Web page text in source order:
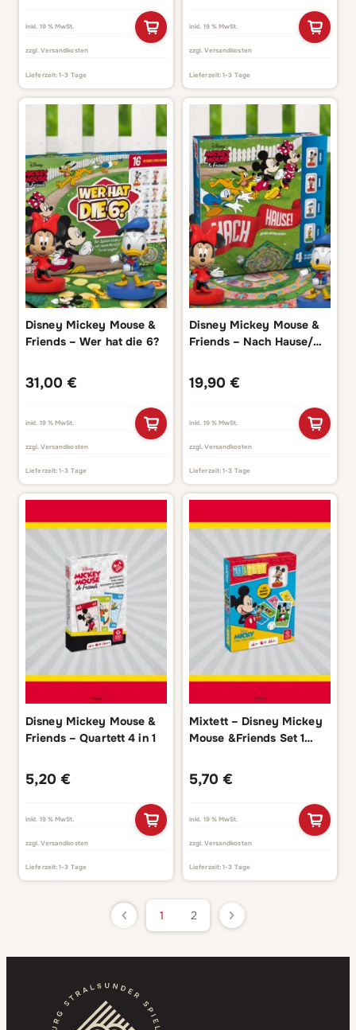
inkl. 19 % MwSt.
zzgl. Versandkosten
Lieferzeit:1-3 Tage
inkl. 19 % MwSt.
zzgl. Versandkosten
Lieferzeit:1-3 Tage
Disney Mickey Mouse &
Friends – Wer hat die 6?
31,00 €
inkl. 19 % MwSt.
zzgl. Versandkosten
Lieferzeit:1-3 Tage
Disney Mickey Mouse &
Friends – Nach Hause/
19,90 €
inkl. 19 % MwSt.
zzgl. Versandkosten
Lieferzeit:1-3 Tage
Disney Mickey Mouse &
Friends – Quartett 4 in 1
5,20 €
inkl. 19 % MwSt.
zzgl. Versandkosten
Lieferzeit:1-3 Tage
Mixtett – Disney Mickey
Mouse &Friends Set 1
5,70 €
inkl. 19 % MwSt.
zzgl. Versandkosten
Lieferzeit:1-3 Tage
1 2